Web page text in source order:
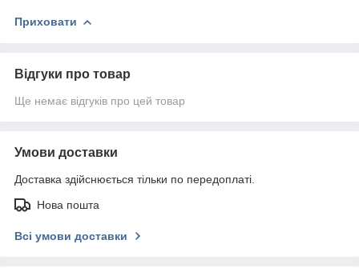
Приховати
Відгуки про товар
Ще немає відгуків про цей товар
Умови доставки
Доставка здійснюється тільки по передоплаті.
Нова пошта
Всі умови доставки